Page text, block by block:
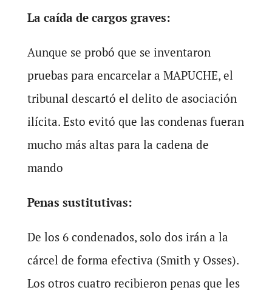
La caída de cargos graves:
Aunque se probó que se inventaron
pruebas para encarcelar a MAPUCHE, el
tribunal descartó el delito de asociación
ilícita. Esto evitó que las condenas fueran
mucho más altas para la cadena de
mando
Penas sustitutivas:
De los 6 condenados, solo dos irán a la
cárcel de forma efectiva (Smith y Osses).
Los otros cuatro recibieron penas que les